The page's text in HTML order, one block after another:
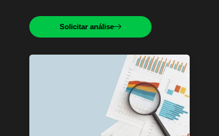
Solicitar análise